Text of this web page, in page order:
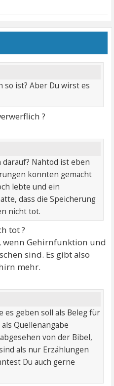
so ist? Aber Du wirst es
?
Nahtod ist eben
konnten gemacht
lebte und ein
dass die Speicherung
nicht tot.
tot ?
wenn Gehirnfunktion und
sind. Es gibt also
mehr.
es geben soll als Beleg für
Quellenangabe
von der Bibel,
als nur Erzählungen
Du auch gerne